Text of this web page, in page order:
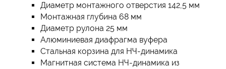
Диаметр монтажного отверстия 142,5 мм
Монтажная глубина 68 мм
Диаметр рулона 25 мм
Алюминиевая диафрагма вуфера
Стальная корзина для НЧ-динамика
Магнитная система НЧ-динамика из